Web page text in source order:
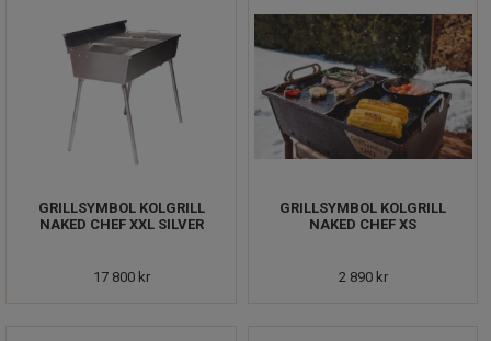
GRILLSYMBOL KOLGRILL
NAKED CHEF XXL SILVER
17 800 kr
GRILLSYMBOL KOLGRILL
NAKED CHEF XS
2 890 kr